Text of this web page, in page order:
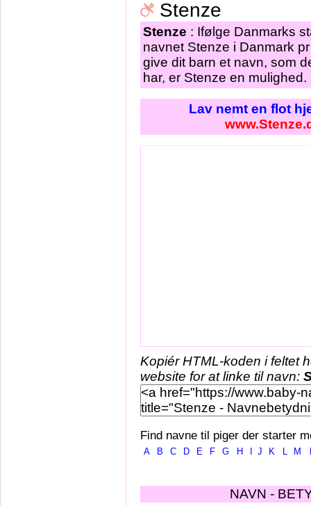
Stenze
Stenze : Ifølge Danmarks
navnet Stenze i Danmark
give dit barn et navn, som
har, er Stenze en mulighed.
Lav nemt en flot
Kopiér HTML-koden i feltet
website for at linke til navn:
Find navne til piger der starter
A B C D E F G H J K L M
NAVN -